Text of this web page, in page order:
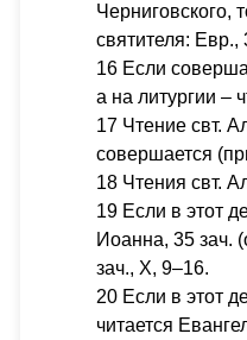
Черниговского,
святителя: Евр.,
16 Если
а на литургии –
17 Чтение свт.
совершается
18 Чтения свт.
19 Если в этот
Иоанна, 35 зач.
зач., X, 9–16.
20 Если в этот
читается